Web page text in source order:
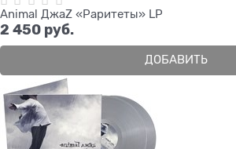
Animal ДжаZ «Раритеты» LP
2 450 руб.
ДОБАВИТЬ